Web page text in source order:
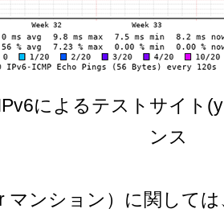
によるテストサイト
ンス
マンション）に関して